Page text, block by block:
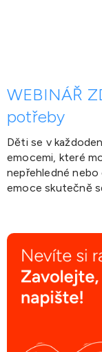
WEBINÁŘ
potřeby
Děti se v
emocemi, které
nepřehledné
emoce skutečně